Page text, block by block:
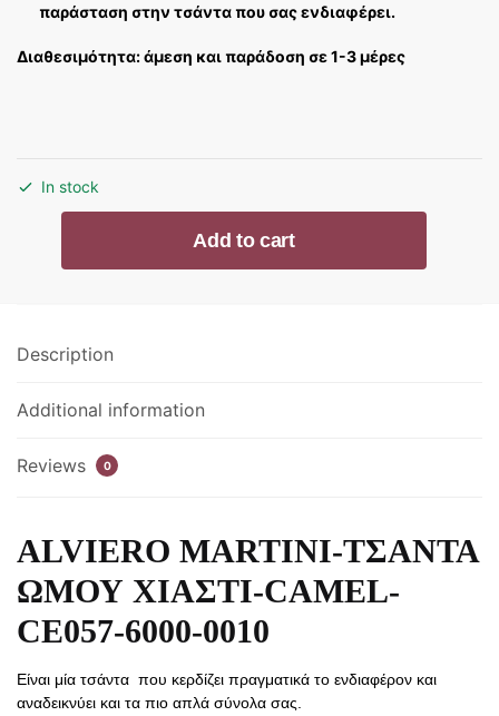
παράσταση στην τσάντα που σας ενδιαφέρει.
Διαθεσιμότητα: άμεση και παράδοση σε 1-3 μέρες
In stock
ΤΣΑΝΤΑ
CAMEL-
6000-
quantity
Add to cart
Description
Additional information
Reviews 0
ALVIERO MARTINI-ΤΣΑΝΤΑ
ΩΜΟΥ ΧΙΑΣΤΙ-CAMEL-
CE057-6000-0010
Είναι μία τσάντα που κερδίζει πραγματικά το ενδιαφέρον και
αναδεικνύει και τα πιο απλά σύνολα σας.